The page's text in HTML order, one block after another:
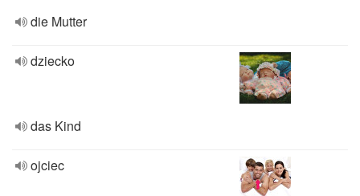
die Mutter
dziecko
das Kind
ojciec